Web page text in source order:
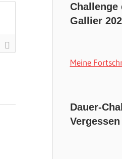
Challenge
Gallier
Meine
Dauer-
Vergessen